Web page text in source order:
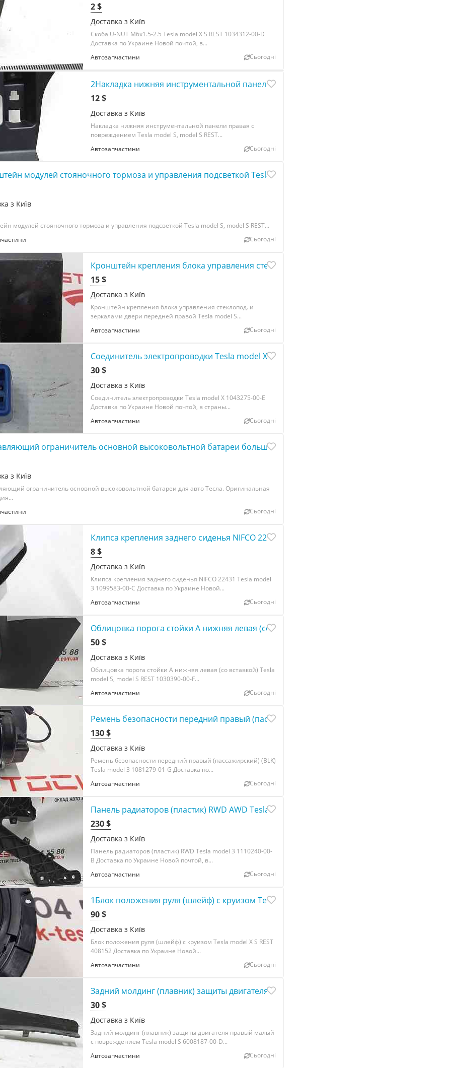
2 $
Доставка з Київ
Скоба U-NUT M6x1.5-2.5 Tesla model X S REST 1034312-00-D
Доставка по Украине Новой почтой, в...
Автозапчастини
Сьогодні
2Накладка нижняя инструментальной панели правая с повреждением Tesla model S, model
12 $
Доставка з Київ
Накладка нижняя инструментальной панели правая с
повреждением Tesla model S, model S REST...
Автозапчастини
Сьогодні
модулей стояночного тормоза и управления подсветкой Tesla model S, model S REST 1051906-00
з Київ
модулей стояночного тормоза и управления подсветкой Tesla model S, model S REST...
Сьогодні
Кронштейн крепления блока управления стеклопод. и зеркалами двери передней правой
15 $
Доставка з Київ
Кронштейн крепления блока управления стеклопод. и
зеркалами двери передней правой Tesla model S...
Автозапчастини
Сьогодні
Соединитель электропроводки Tesla model X 1043275-00-E
30 $
Доставка з Київ
Соединитель электропроводки Tesla model X 1043275-00-E
Доставка по Украине Новой почтой, в страны...
Автозапчастини
Сьогодні
ограничитель основной высоковольтной батареи большой Tesla model S 1028600-00-A
з Київ
ограничитель основной высоковольтной батареи для авто Тесла. Оригинальная
Сьогодні
Клипса крепления заднего сиденья NIFCO 22431 Tesla model 3 1099583-00-C
8 $
Доставка з Київ
Клипса крепления заднего сиденья NIFCO 22431 Tesla model
3 1099583-00-C Доставка по Украине Новой...
Автозапчастини
Сьогодні
Облицовка порога стойки А нижняя левая (со вставкой) Tesla model S, model S REST
50 $
Доставка з Київ
Облицовка порога стойки А нижняя левая (со вставкой) Tesla
model S, model S REST 1030390-00-F...
Автозапчастини
Сьогодні
Ремень безопасности передний правый (пассажирский) (BLK) Tesla model 3 1081279-01-G
130 $
Доставка з Київ
Ремень безопасности передний правый (пассажирский) (BLK)
Tesla model 3 1081279-01-G Доставка по...
Автозапчастини
Сьогодні
Панель радиаторов (пластик) RWD AWD Tesla model 3 1110240-00-B
230 $
Доставка з Київ
Панель радиаторов (пластик) RWD Tesla model 3 1110240-00-
B Доставка по Украине Новой почтой, в...
Автозапчастини
Сьогодні
1Блок положения руля (шлейф) с круизом Tesla model X S REST 408152
90 $
Доставка з Київ
Блок положения руля (шлейф) с круизом Tesla model X S REST
408152 Доставка по Украине Новой...
Автозапчастини
Сьогодні
Задний молдинг (плавник) защиты двигателя правый малый с повреждением Tesla model
30 $
Доставка з Київ
Задний молдинг (плавник) защиты двигателя правый малый
с повреждением Tesla model S 6008187-00-D...
Автозапчастини
Сьогодні